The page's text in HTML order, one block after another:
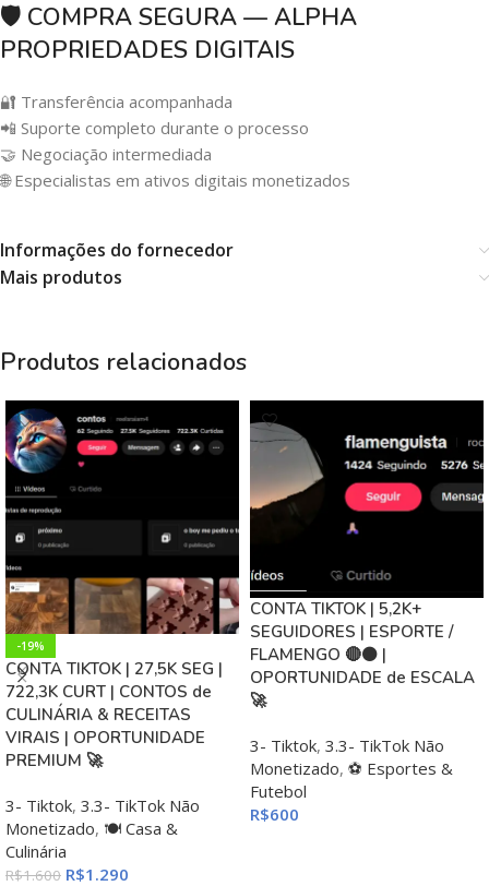
🛡️ COMPRA SEGURA — ALPHA
PROPRIEDADES DIGITAIS
🔐 Transferência acompanhada
📲 Suporte completo durante o processo
🤝 Negociação intermediada
🌐 Especialistas em ativos digitais monetizados
Informações do fornecedor
Mais produtos
Produtos relacionados
-19%
CONTA TIKTOK | 27,5K SEG |
722,3K CURT | CONTOS de
CULINÁRIA & RECEITAS
VIRAIS | OPORTUNIDADE
PREMIUM 🚀
3- Tiktok, 3.3- TikTok Não
Monetizado, 🍽️ Casa &
Culinária
R$1.600 R$1.290
CONTA TIKTOK | 5,2K+
SEGUIDORES | ESPORTE /
FLAMENGO 🔴⚫ |
OPORTUNIDADE de ESCALA
🚀
3- Tiktok, 3.3- TikTok Não
Monetizado, ⚽ Esportes &
Futebol
R$600